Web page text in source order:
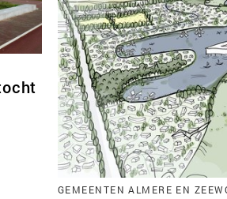
GEMEENTEN ALMERE EN